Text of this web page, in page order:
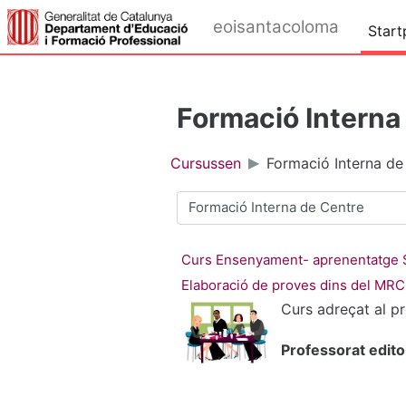
Ga naar hoofdinhoud
eoisantacoloma
Formació
Cursussen Formació Interna
Cursuscategorieën
Curs Ensenyament- aprenentatge
Elaboració de proves dins del
Curs adreçat al
Professorat